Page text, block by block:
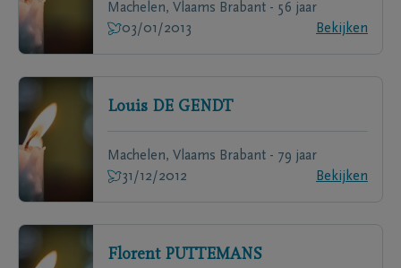
Machelen, Vlaams Brabant - 56 jaar
03/01/2013
Bekijken
Louis DE GENDT
Machelen, Vlaams Brabant - 79 jaar
31/12/2012
Bekijken
Florent PUTTEMANS